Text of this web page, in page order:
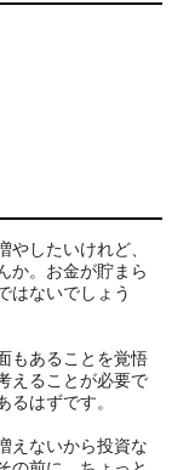
やしたいけれど、
か。お金が貯まら
はないでしょう
もあることを覚悟
えることが必要で
るはずです。
えないから投資な